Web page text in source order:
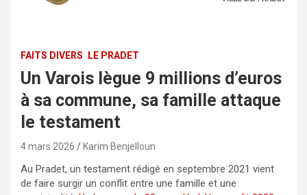
FAITS DIVERS LE PRADET
Un Varois lègue 9 millions d’euros
à sa commune, sa famille attaque
le testament
4 mars 2026 Karim Benjelloun
Au Pradet, un testament rédigé en septembre 2021 vient
de faire surgir un conflit entre une famille et une